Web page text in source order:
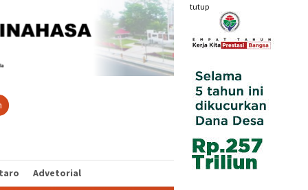
tutup
Advetorial